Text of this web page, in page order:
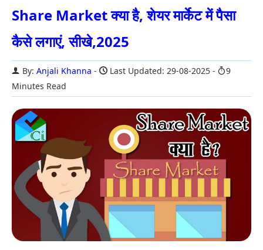
Share Market क्या है, शेयर मार्केट में पैसा
कैसे लगाएं, सीखे,2025
By: Anjali Khanna Last Updated: 29-08-2025
9
Minutes Read